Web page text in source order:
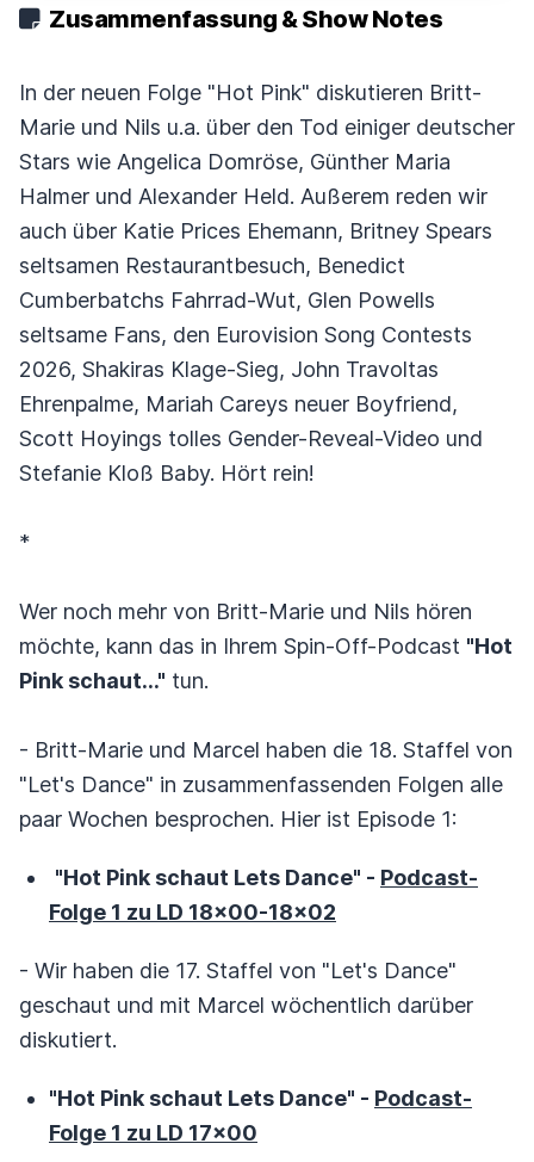
Zusammenfassung & Show Notes
In der neuen Folge "Hot Pink" diskutieren Britt-
Marie und Nils u.a. über den Tod einiger deutscher
Stars wie Angelica Domröse, Günther Maria
Halmer und Alexander Held. Außerem reden wir
auch über Katie Prices Ehemann, Britney Spears
seltsamen Restaurantbesuch, Benedict
Cumberbatchs Fahrrad-Wut, Glen Powells
seltsame Fans, den Eurovision Song Contests
2026, Shakiras Klage-Sieg, John Travoltas
Ehrenpalme, Mariah Careys neuer Boyfriend,
Scott Hoyings tolles Gender-Reveal-Video und
Stefanie Kloß Baby. Hört rein!
*
Wer noch mehr von Britt-Marie und Nils hören
möchte, kann das in Ihrem Spin-Off-Podcast "Hot
Pink schaut..." tun.
- Britt-Marie und Marcel haben die 18. Staffel von
"Let's Dance" in zusammenfassenden Folgen alle
paar Wochen besprochen. Hier ist Episode 1:
"Hot Pink schaut Lets Dance" - Podcast-
Folge 1 zu LD 18x00-18x02
- Wir haben die 17. Staffel von "Let's Dance"
geschaut und mit Marcel wöchentlich darüber
diskutiert.
"Hot Pink schaut Lets Dance" - Podcast-
Folge 1 zu LD 17x00